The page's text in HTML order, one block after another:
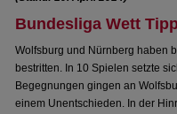
Bundesliga Wett
Wolfsburg und Nürnberg haben
bestritten. In 10 Spielen setzte
Begegnungen gingen an
einem Unentschieden. In der